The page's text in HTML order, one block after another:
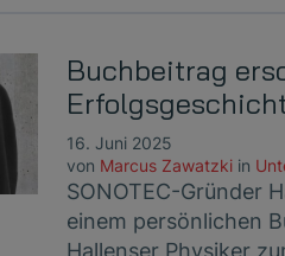
Buchbeitrag
16. Juni 2025
von Marcus Zawatzki in
SONOTEC-Gründer
einem persönlichen
Hallenser Physiker